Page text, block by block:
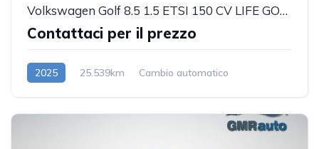
Volkswagen Golf 8.5 1.5 ETSI 150 CV LIFE GOAL EDITION + MATRIX
Contattaci per il prezzo
2025 25.539km
Cambio automatico